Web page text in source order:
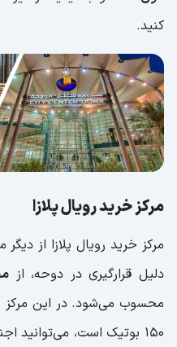
کنید.
مرکز خرید رویال پلازا
مرکز خرید رویال پلازا از
دلیل قرارگیری در دوحه، از
150 بوتیک است،